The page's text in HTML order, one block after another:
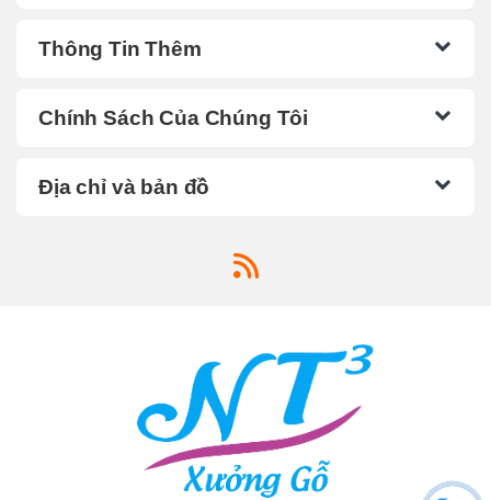
Thông Tin Thêm
Chính Sách Của Chúng Tôi
Địa chỉ và bản đồ